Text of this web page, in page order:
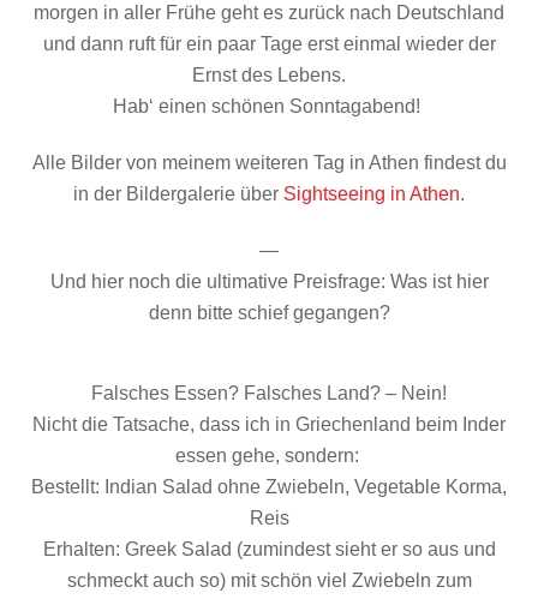
morgen in aller Frühe geht es zurück nach Deutschland
und dann ruft für ein paar Tage erst einmal wieder der
Ernst des Lebens.
Hab‘ einen schönen Sonntagabend!
Alle Bilder von meinem weiteren Tag in Athen findest du
in der Bildergalerie über Sightseeing in Athen.
—
Und hier noch die ultimative Preisfrage: Was ist hier
denn bitte schief gegangen?
Falsches Essen? Falsches Land? – Nein!
Nicht die Tatsache, dass ich in Griechenland beim Inder
essen gehe, sondern:
Bestellt: Indian Salad ohne Zwiebeln, Vegetable Korma,
Reis
Erhalten: Greek Salad (zumindest sieht er so aus und
schmeckt auch so) mit schön viel Zwiebeln zum